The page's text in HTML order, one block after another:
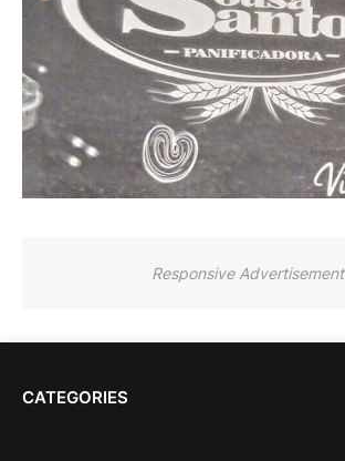
Responsive Advertisement
CATEGORIES